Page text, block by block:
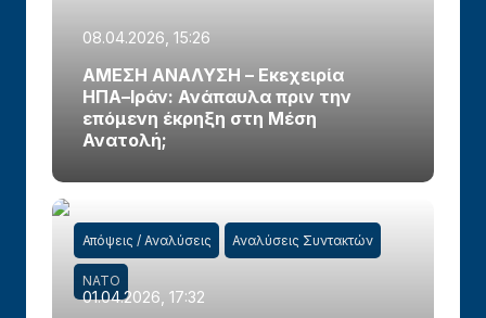
08.04.2026, 15:26
ΑΜΕΣΗ ΑΝΑΛΥΣΗ – Εκεχειρία
ΗΠΑ–Ιράν: Ανάπαυλα πριν την
επόμενη έκρηξη στη Μέση
Ανατολή;
Απόψεις / Αναλύσεις Αναλύσεις Συντακτών
ΝΑΤΟ
01.04.2026, 17:32